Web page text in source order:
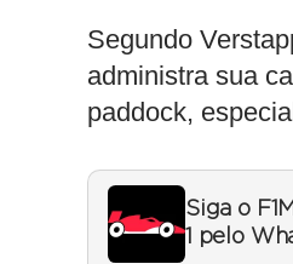
Segundo
administra sua
paddock,
Siga o
1 pelo